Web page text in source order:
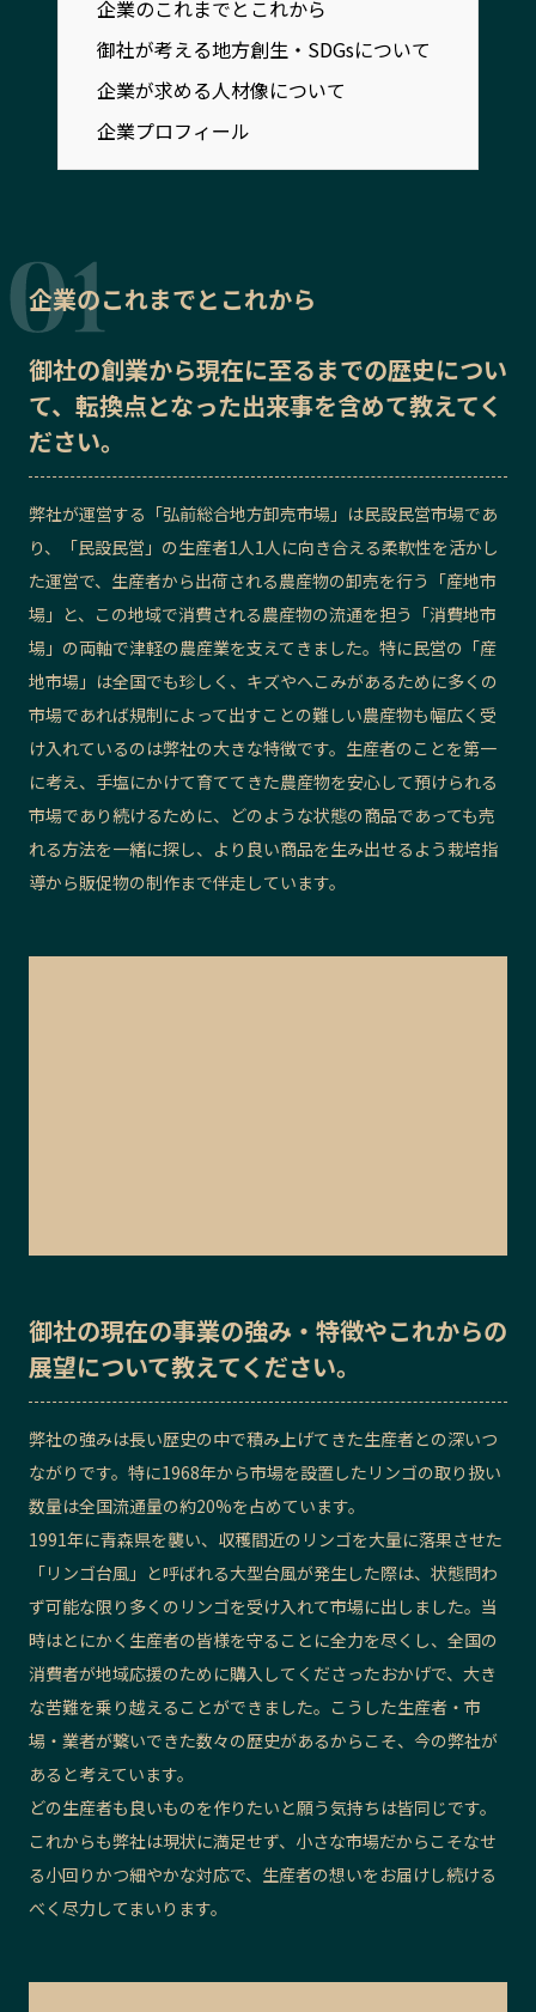
カテゴリから探す
プレスリリース
行政連携記事
MILCプロジェクト
Sporkle
「人」から探す
記事ライター
お問い合わせ 会社概要
企業のこれまでとこれから
御社が考える地方創生・SDGsについて
企業が求める人材像について
企業プロフィール
企業のこれまでとこれから
御社の創業から現在に至るまでの歴史につい
て、転換点となった出来事を含めて教えてく
ださい。
弊社が運営する「弘前総合地方卸売市場」は民設民営市場であ
り、「民設民営」の生産者1人1人に向き合える柔軟性を活かし
た運営で、生産者から出荷される農産物の卸売を行う「産地市
場」と、この地域で消費される農産物の流通を担う「消費地市
場」の両軸で津軽の農産業を支えてきました。特に民営の「産
地市場」は全国でも珍しく、キズやへこみがあるために多くの
市場であれば規制によって出すことの難しい農産物も幅広く受
け入れているのは弊社の大きな特徴です。生産者のことを第一
に考え、手塩にかけて育ててきた農産物を安心して預けられる
市場であり続けるために、どのような状態の商品であっても売
れる方法を一緒に探し、より良い商品を生み出せるよう栽培指
導から販促物の制作まで伴走しています。
御社の現在の事業の強み・特徴やこれからの
展望について教えてください。
弊社の強みは長い歴史の中で積み上げてきた生産者との深いつ
ながりです。特に1968年から市場を設置したリンゴの取り扱い
数量は全国流通量の約20%を占めています。
1991年に青森県を襲い、収穫間近のリンゴを大量に落果させた
「リンゴ台風」と呼ばれる大型台風が発生した際は、状態問わ
ず可能な限り多くのリンゴを受け入れて市場に出しました。当
時はとにかく生産者の皆様を守ることに全力を尽くし、全国の
消費者が地域応援のために購入してくださったおかげで、大き
な苦難を乗り越えることができました。こうした生産者・市
場・業者が繋いできた数々の歴史があるからこそ、今の弊社が
あると考えています。
どの生産者も良いものを作りたいと願う気持ちは皆同じです。
これからも弊社は現状に満足せず、小さな市場だからこそなせ
る小回りかつ細やかな対応で、生産者の想いをお届けし続ける
べく尽力してまいります。